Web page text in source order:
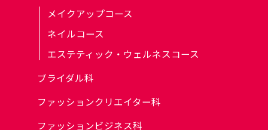
メイクアップコース
ネイルコース
エステティック・ウェルネスコース
ブライダル科
ファッションクリエイター科
ファッションビジネス科